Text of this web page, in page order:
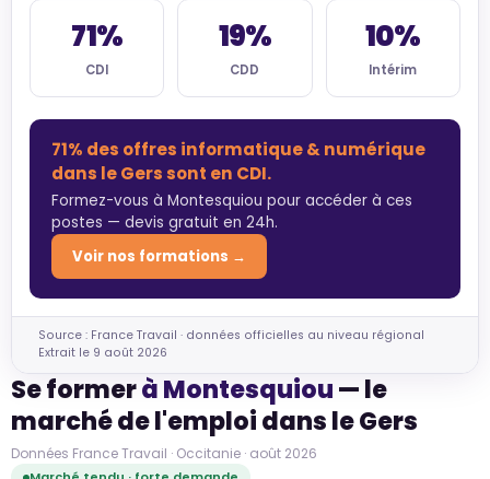
71%
CDI
19%
CDD
10%
Intérim
71% des offres informatique & numérique
dans le Gers sont en CDI.
Formez-vous à Montesquiou pour accéder à ces
postes — devis gratuit en 24h.
Voir nos formations →
Source : France Travail · données officielles au niveau régional
Extrait le 9 août 2026
Se formerà Montesquiou— le
marché de l'emploi dans le Gers
Données France Travail · Occitanie · août 2026